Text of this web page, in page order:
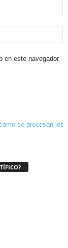
en este navegador
se procesan los